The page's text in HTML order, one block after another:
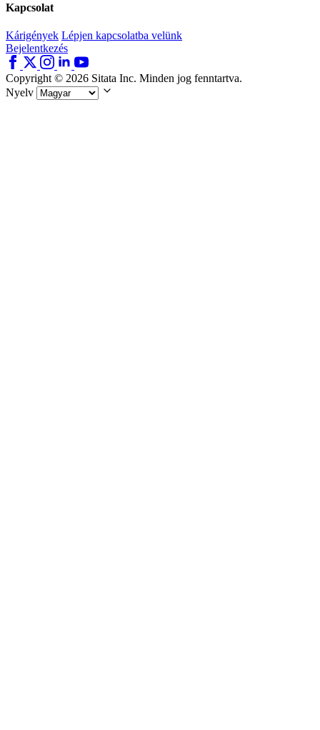
Kapcsolat
Kárigények Lépjen kapcsolatba velünk
Bejelentkezés
Copyright © 2026 Sitata Inc. Minden jog fenntartva.
Nyelv